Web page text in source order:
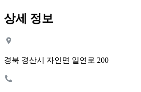
상세 정보
경북 경산시 자인면 일연로 200